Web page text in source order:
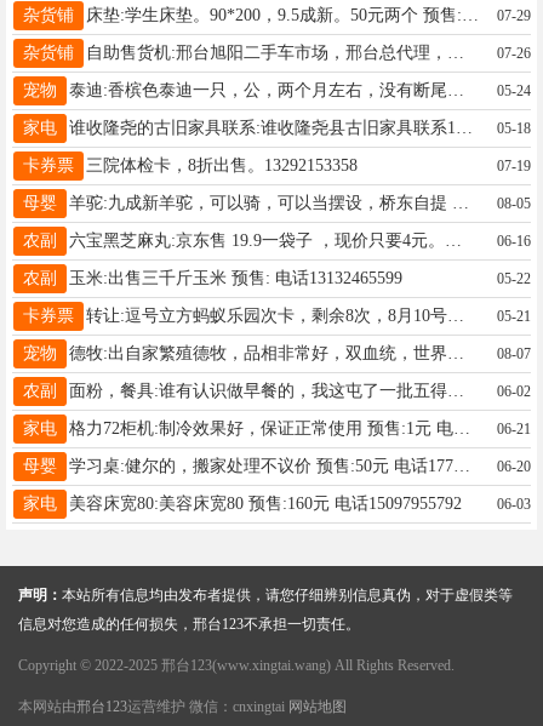
杂货铺 07-29
杂货铺 07-26
宠物 05-24
家电 05-18
卡券票 三院体检卡，8折出售。13292153358 07-19
母婴 08-05
农副 06-16
农副 玉米:出售三千斤玉米 预售: 电话13132465599 05-22
卡券票 转让:逗号立方蚂蚁乐园次卡，剩余8次，8月10号到期，可延期1~2个月。电话13831996169 05-21
宠物 08-07
农副 面粉，餐具:谁有认识做早餐的，我这屯了一批五得利六星面粉，和一件粥杯和一次性餐具有需要的联系 预售: 电话13230980859 06-02
家电 格力72柜机:制冷效果好，保证正常使用 预售:1元 电话15531904008 06-21
母婴 学习桌:健尔的，搬家处理不议价 预售:50元 电话17733913732 06-20
家电 美容床宽80:美容床宽80 预售:160元 电话15097955792 06-03
声明： 本站所有信息均由发布者提供，请您仔细辨别信息真伪，对于虚假类等
信息对您造成的任何损失，邢台123不承担一切责任。
Copyright © 2022-2025 邢台123(www.xingtai.wang) All Rights Reserved.
本网站由邢台123运营维护 微信：cnxingtai 网站地图